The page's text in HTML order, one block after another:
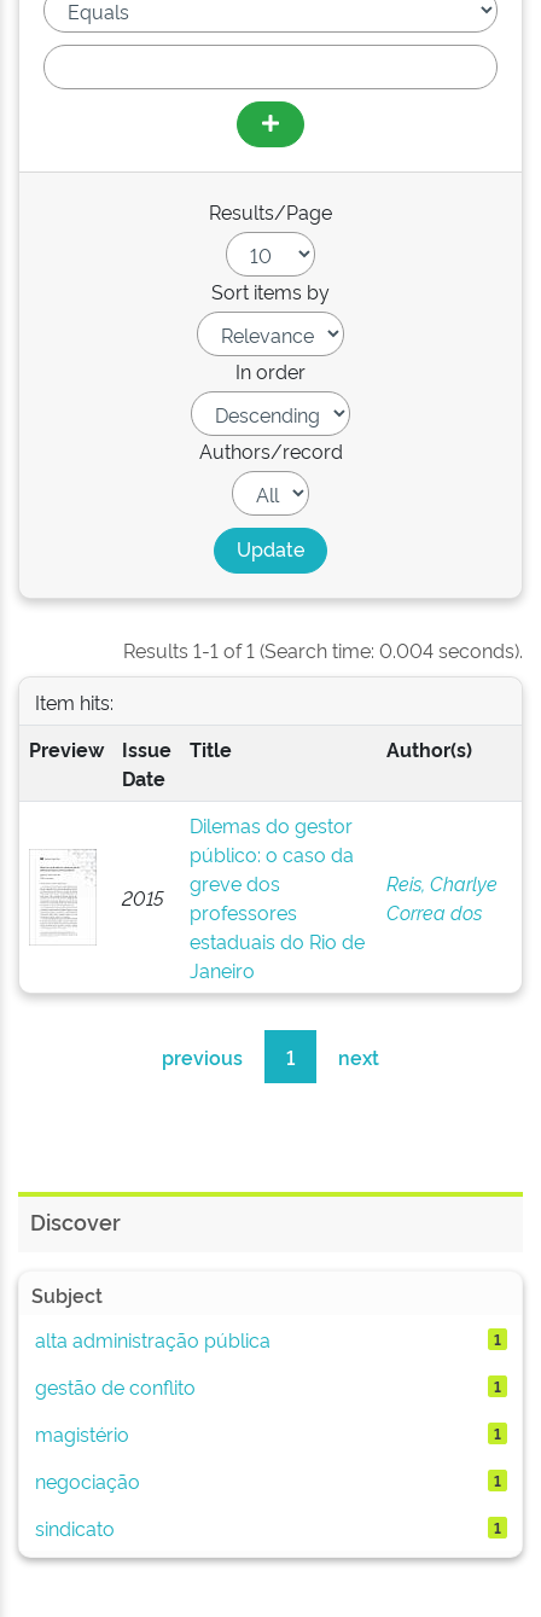
Results/Page
Sort items by
In order
Authors/record
Results 1-1 of 1 (Search time: 0.004 seconds).
Item hits:
Preview
Issue
Date
Title Author(s)
2015
Dilemas do gestor
público: o caso da
greve dos
professores
estaduais do Rio de
Janeiro
Reis, Charlye
Correa dos
previous 1 next
Discover
Subject
alta administração pública
1
gestão de conflito 1
magistério 1
negociação 1
sindicato 1